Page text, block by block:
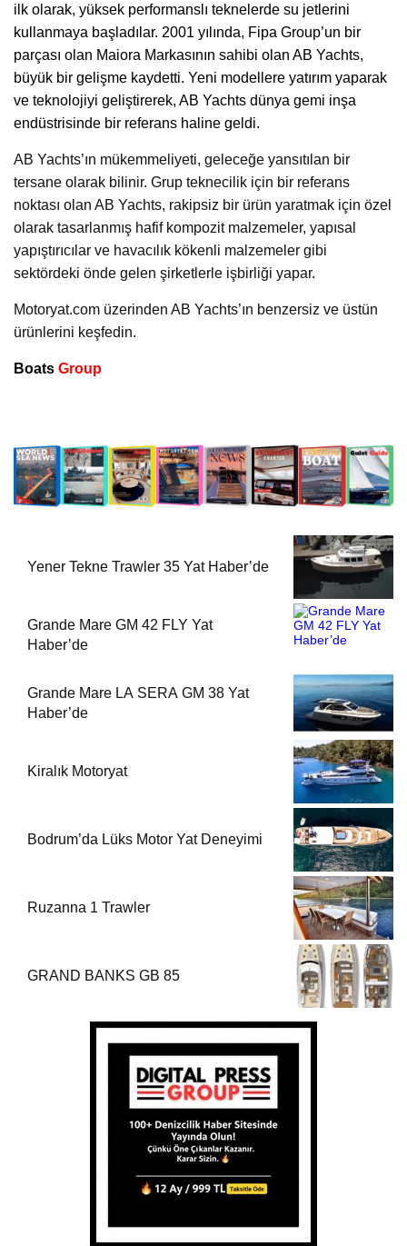
ilk olarak, yüksek performanslı teknelerde su jetlerini
kullanmaya başladılar. 2001 yılında, Fipa Group’un bir
parçası olan Maiora Markasının sahibi olan AB Yachts,
büyük bir gelişme kaydetti. Yeni modellere yatırım yaparak
ve teknolojiyi geliştirerek, AB Yachts dünya gemi inşa
endüstrisinde bir referans haline geldi.
AB Yachts’ın mükemmeliyeti, geleceğe yansıtılan bir
tersane olarak bilinir. Grup teknecilik için bir referans
noktası olan AB Yachts, rakipsiz bir ürün yaratmak için özel
olarak tasarlanmış hafif kompozit malzemeler, yapısal
yapıştırıcılar ve havacılık kökenli malzemeler gibi
sektördeki önde gelen şirketlerle işbirliği yapar.
Motoryat.com üzerinden AB Yachts’ın benzersiz ve üstün
ürünlerini keşfedin.
Boats Group
Yener Tekne Trawler 35 Yat Haber’de
Grande Mare GM 42 FLY Yat
Haber’de
Grande Mare LA SERA GM 38 Yat
Haber’de
Kiralık Motoryat
Bodrum’da Lüks Motor Yat Deneyimi
Ruzanna 1 Trawler
GRAND BANKS GB 85